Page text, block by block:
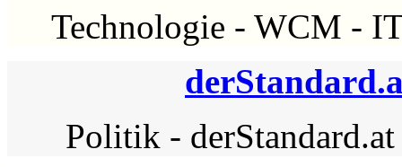
Technologie - WCM -
Politik - derStandard.at